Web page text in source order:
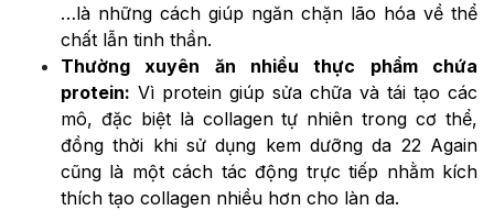
…là những cách giúp ngăn chặn lão hóa về thể
chất lẫn tinh thần.
Thường xuyên ăn nhiều thực phẩm chứa
protein: Vì protein giúp sửa chữa và tái tạo các
mô, đặc biệt là collagen tự nhiên trong cơ thể,
đồng thời khi sử dụng kem dưỡng da 22 Again
cũng là một cách tác động trực tiếp nhằm kích
thích tạo collagen nhiều hơn cho làn da.